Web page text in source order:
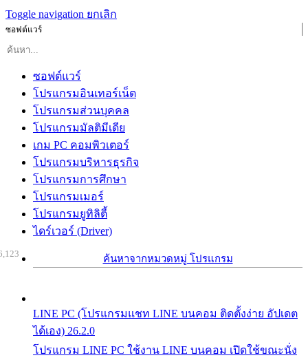
Toggle navigation ยกเลิก
ซอฟต์แวร์
ซอฟต์แวร์
โปรแกรมอินเทอร์เน็ต
โปรแกรมส่วนบุคคล
โปรแกรมมัลติมีเดีย
เกม PC คอมพิวเตอร์
โปรแกรมบริหารธุรกิจ
โปรแกรมการศึกษา
โปรแกรมเมอร์
โปรแกรมยูทิลิตี้
ไดร์เวอร์ (Driver)
ค้นหาจากหมวดหมู่ โปรแกรม
LINE PC (โปรแกรมแชท LINE บนคอม ติดตั้งง่าย อัปเดต
ได้เอง) 26.2.0
โปรแกรม LINE PC ใช้งาน LINE บนคอม เปิดใช้ขณะนั่ง